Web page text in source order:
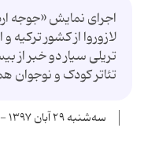
اجرای نمایش «جوجه
لازوروا از کشور
تریلی سیار دو خبر از
تئاتر کودک و نوجوان
سه‌شنبه ۲۹ آبان ۱۳۹۷ - ۰۰:۰۰